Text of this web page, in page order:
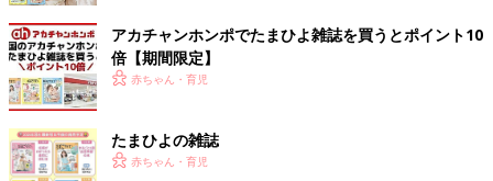
アカチャンホンポでたまひよ雑誌を買うとポイント10
倍【期間限定】
赤ちゃん・育児
たまひよの雑誌
赤ちゃん・育児